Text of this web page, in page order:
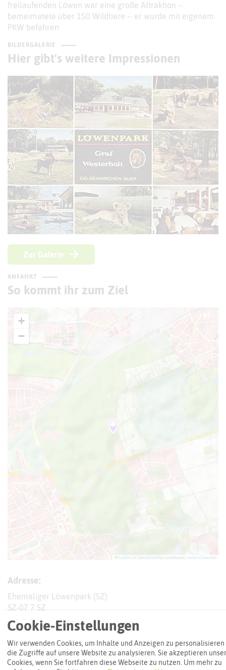
freilaufenden Löwen war eine große Attraktion --
bemeimatete über 150 Wildtiere -- er wurde mit eigenem
PKW befahren
BILDERGALERIE
Hier gibt's weitere Impressionen
© Strassmann
Zur Galerie
ANFAHRT
So kommt ihr zum Ziel
+
−
Leaflet OpenStreetMap contributors | weitere Lizenzen
Adresse:
Ehemaliger Löwenpark (SZ)
SZ-07 7 SZ
45894 Gelsenkirchen
Interaktive Karte
Cookie-Einstellungen
Wir verwenden Cookies, um Inhalte und Anzeigen zu personalisieren
die Zugriffe auf unsere Website zu analysieren. Sie akzeptieren
Cookies, wenn Sie fortfahren diese Webseite zu nutzen. Um mehr zu